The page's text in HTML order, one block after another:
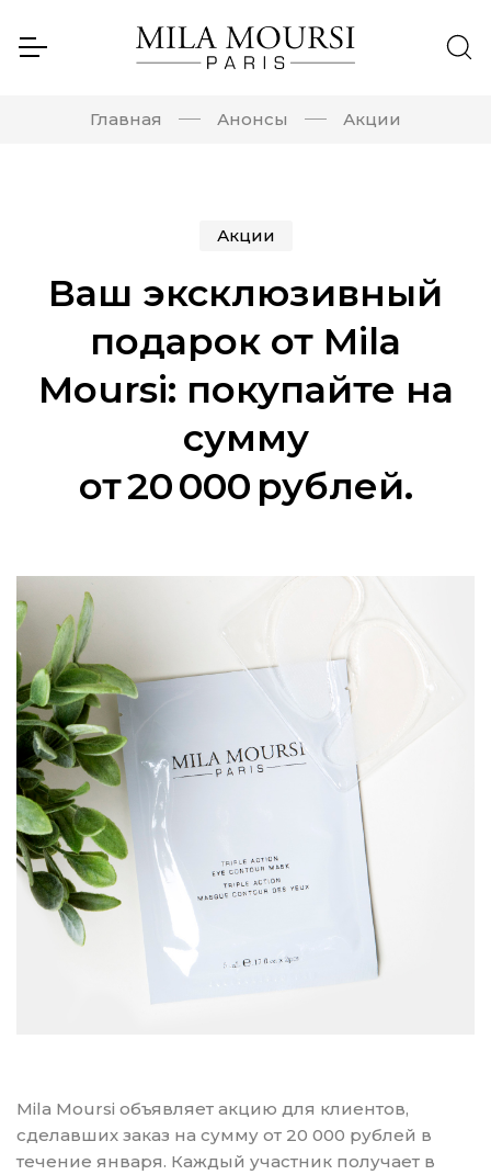
Главная Анонсы Акции
Акции
Ваш эксклюзивный
подарок от Mila
Moursi: покупайте на
сумму
от 20 000 рублей.
Mila Moursi объявляет акцию для клиентов,
сделавших заказ на сумму от 20 000 рублей в
течение января. Каждый участник получает в